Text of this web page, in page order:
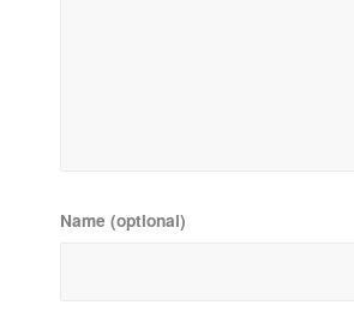
Name (optional)